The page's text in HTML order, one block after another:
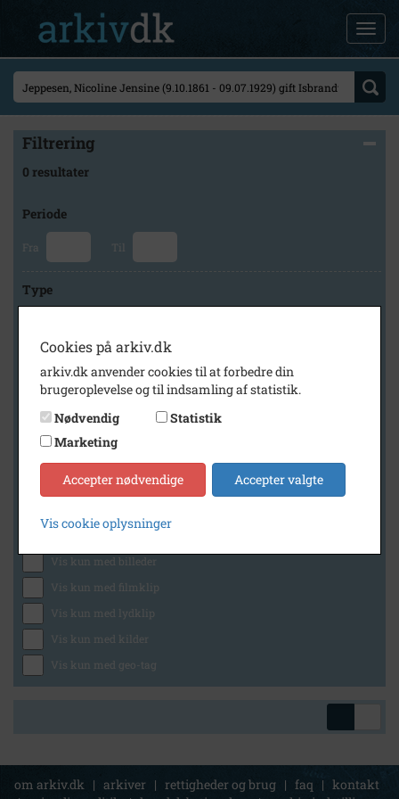
Filtrering
0 resultater
Periode
Fra Til
Type
Arkiv
Historisk Arkiv Dragør
Generelt
Vis kun med billeder
Vis kun med filmklip
Vis kun med lydklip
Vis kun med kilder
Vis kun med geo-tag
om arkiv.dk | arkiver | rettigheder og brug | faq | kontakt
Cookies på arkiv.dk
arkiv.dk anvender cookies til at forbedre din
brugeroplevelse og til indsamling af statistik.
Nødvendig
Statistik
Marketing
Accepter nødvendige Accepter valgte
Vis cookie oplysninger